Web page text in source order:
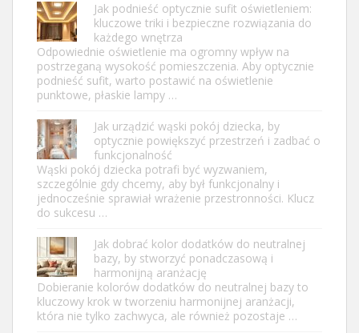
Jak podnieść optycznie sufit oświetleniem:
kluczowe triki i bezpieczne rozwiązania do
każdego wnętrza
Odpowiednie oświetlenie ma ogromny wpływ na
postrzeganą wysokość pomieszczenia. Aby optycznie
podnieść sufit, warto postawić na oświetlenie
punktowe, płaskie lampy …
Jak urządzić wąski pokój dziecka, by
optycznie powiększyć przestrzeń i zadbać o
funkcjonalność
Wąski pokój dziecka potrafi być wyzwaniem,
szczególnie gdy chcemy, aby był funkcjonalny i
jednocześnie sprawiał wrażenie przestronności. Klucz
do sukcesu …
Jak dobrać kolor dodatków do neutralnej
bazy, by stworzyć ponadczasową i
harmonijną aranżację
Dobieranie kolorów dodatków do neutralnej bazy to
kluczowy krok w tworzeniu harmonijnej aranżacji,
która nie tylko zachwyca, ale również pozostaje …